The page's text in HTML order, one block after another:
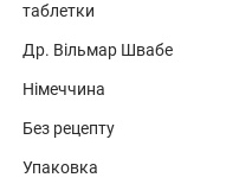
таблетки
Др. Вільмар Швабе
Німеччина
Без рецепту
Упаковка